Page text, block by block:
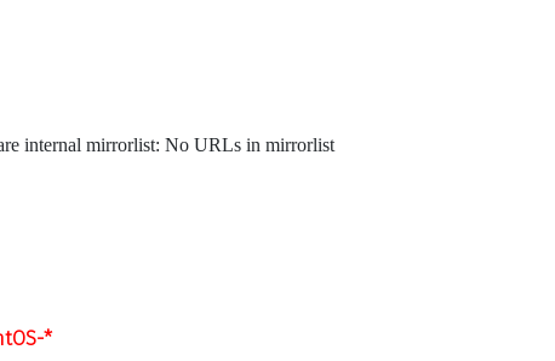
internal mirrorlist: No URLs in mirrorlist
*